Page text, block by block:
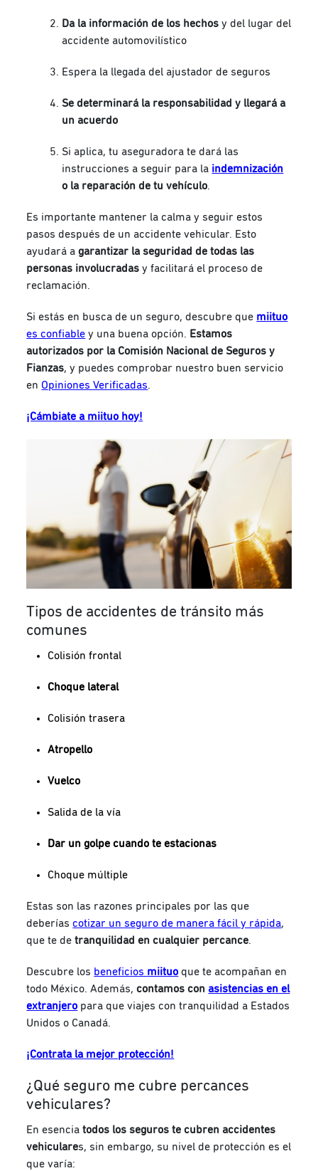
Da la información de los hechos y del lugar del
accidente automovilístico
Espera la llegada del ajustador de seguros
Se determinará la responsabilidad y llegará a
un acuerdo
Si aplica, tu aseguradora te dará las
instrucciones a seguir para la indemnización
o la reparación de tu vehículo.
Es importante mantener la calma y seguir estos
pasos después de un accidente vehicular. Esto
ayudará agarantizar la seguridad de todas las
personas involucradas y facilitará el proceso de
reclamación.
Si estás en busca de un seguro, descubre que miituo
es confiable y una buena opción. Estamos
autorizados por la Comisión Nacional de Seguros y
Fianzas, y puedes comprobar nuestro buen servicio
en Opiniones Verificadas.
¡Cámbiate a miituo hoy!
Tipos de accidentes de tránsito más
comunes
Colisión frontal
Choque lateral
Colisión trasera
Atropello
Vuelco
Salida de la vía
Dar un golpe cuando te estacionas
Choque múltiple
Estas son las razones principales por las que
deberíascotizar un seguro de manera fácil y rápida,
que te detranquilidad en cualquier percance.
Descubre los beneficios miituo que te acompañan en
todo México. Además,contamos con asistencias en el
extranjero para que viajes con tranquilidad a Estados
Unidos o Canadá.
¡Contrata la mejor protección!
¿Qué seguro me cubre percances
vehiculares?
En esenciatodos los seguros te cubren accidentes
vehiculares, sin embargo, su nivel de protección es el
que varía: